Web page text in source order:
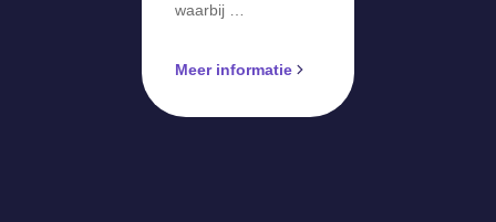
waarbij …
Meer informatie